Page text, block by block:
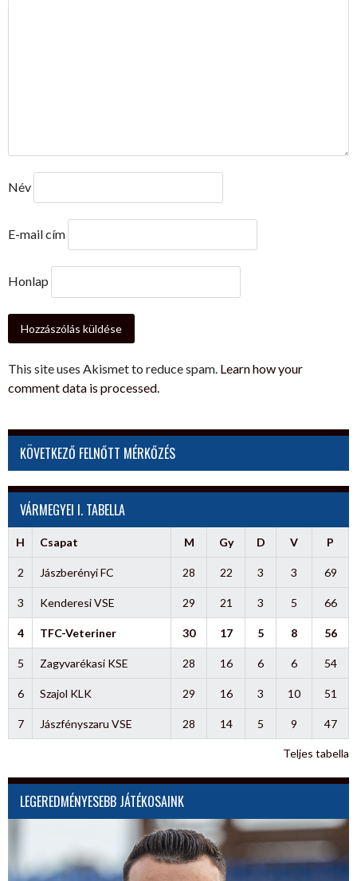
Név
E-mail cím
Honlap
This site uses Akismet to reduce spam. Learn how your
comment data is processed.
KÖVETKEZŐ FELNŐTT MÉRKŐZÉS
VÁRMEGYEI I. TABELLA
H Csapat M Gy D V P
2 Jászberényi FC 28 22 3 3 69
3 Kenderesi VSE 29 21 3 5 66
4 TFC-Veteriner 30 17 5 8 56
5 Zagyvarékasi KSE 28 16 6 6 54
6 Szajol KLK 29 16 3 10 51
7 Jászfényszaru VSE 28 14 5 9 47
Teljes tabella
LEGEREDMÉNYESEBB JÁTÉKOSAINK